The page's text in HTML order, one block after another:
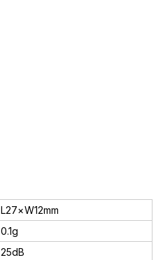
L27×W12mm
0.1g
25dB